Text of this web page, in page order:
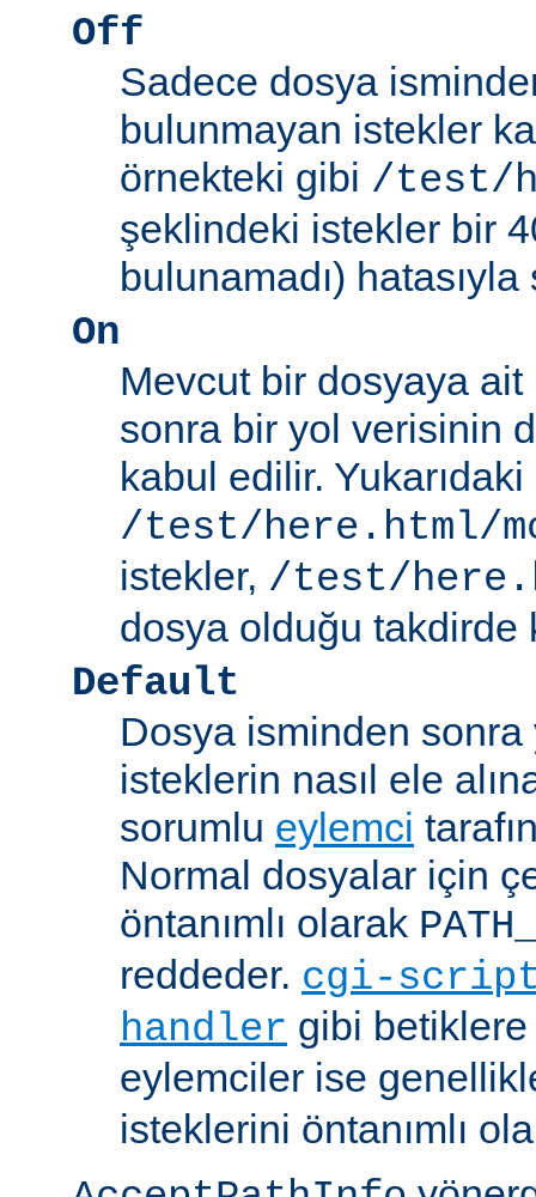
Off
Sadece dosya
bulunmayan istekler
örnekteki gibi /test/
şeklindeki istekler bir
bulunamadı) hatasıyla
On
Mevcut bir dosyaya
sonra bir yol verisinin
kabul edilir.
/test/here.html/
istekler, /test/
dosya olduğu takdirde
Default
Dosya isminden
isteklerin nasıl ele
sorumlu eylemci
Normal dosyalar için
öntanımlı olarak
reddeder. cgi-
handler gibi
eylemciler ise
isteklerini öntanımlı